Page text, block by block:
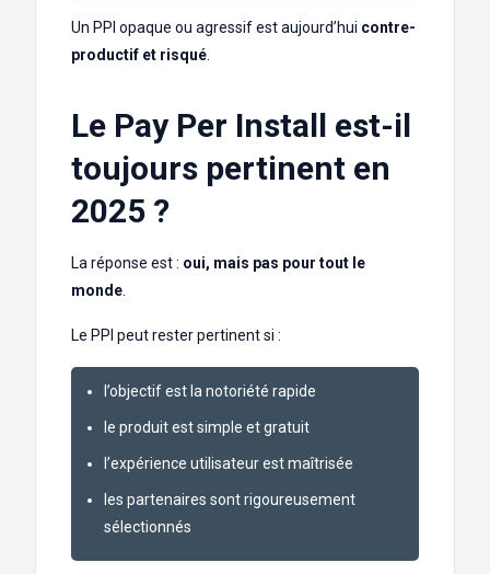
Un PPI opaque ou agressif est aujourd’hui contre-
productif et risqué
Le Pay Per Install est-il
toujours pertinent en
2025 ?
La réponse est : oui, mais pas pour tout le
monde
Le PPI peut rester pertinent si :
l’objectif est la notoriété rapide
le produit est simple et gratuit
l’expérience utilisateur est maîtrisée
les partenaires sont rigoureusement
sélectionnés